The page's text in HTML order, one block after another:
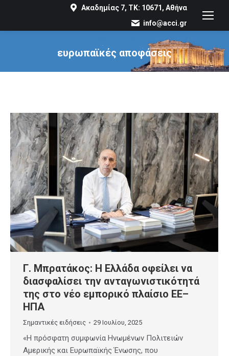
Ακαδημίας 7, ΤΚ: 10671, Αθήνα
info@acci.gr
ευρωπαϊκές αποφάσεις
You are here:
Γ. Μπρατάκος: Η Ελλάδα οφείλει να
διασφαλίσει την ανταγωνιστικότητά
της στο νέο εμπορικό πλαίσιο ΕΕ–
ΗΠΑ
Σημαντικές ειδήσεις 29 Ιουλίου, 2025
«Η πρόσφατη συμφωνία Ηνωμένων Πολιτειών
Αμερικής και Ευρωπαϊκής Ένωσης, που